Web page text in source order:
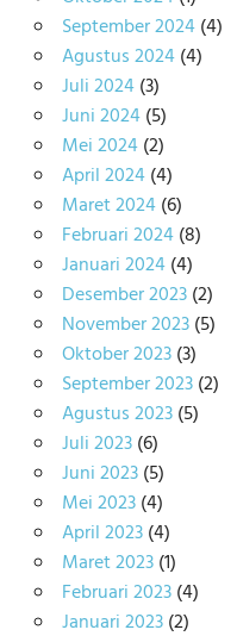
September 2024(4)
Agustus 2024(4)
Juli 2024(3)
Juni 2024(5)
Mei 2024(2)
April 2024(4)
Maret 2024(6)
Februari 2024(8)
Januari 2024(4)
Desember 2023(2)
November 2023(5)
Oktober 2023(3)
September 2023(2)
Agustus 2023(5)
Juli 2023(6)
Juni 2023(5)
Mei 2023(4)
April 2023(4)
Maret 2023(1)
Februari 2023(4)
Januari 2023(2)